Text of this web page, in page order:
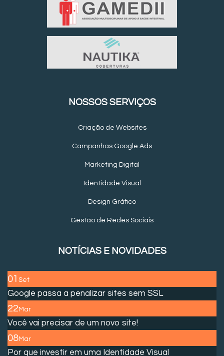
NOSSOS SERVIÇOS
Criação de Websites
Campanhas Google Ads
Marketing Digital
Identidade Visual
Design Gráfico
Gestão de Redes Sociais
NOTÍCIAS E NOVIDADES
01 Set
Google passa a penalizar sites sem SSL
22 Mar
Você vai precisar de um novo site!
08Mar
Por que investir em uma Identidade Visual